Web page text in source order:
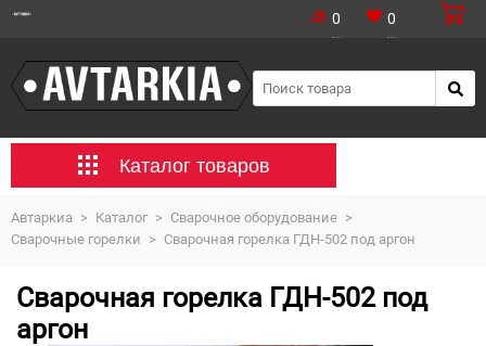
0 0
Каталог товаров
Автаркиа > Каталог > Сварочное оборудование >
Сварочные горелки > Сварочная горелка ГДН-502 под аргон
Сварочная горелка ГДН-502 под
аргон